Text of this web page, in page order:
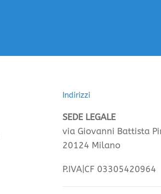
Indirizzi
SEDE LEGALE
via Giovanni Battista
20124 Milano
P.IVA|CF 03305420964